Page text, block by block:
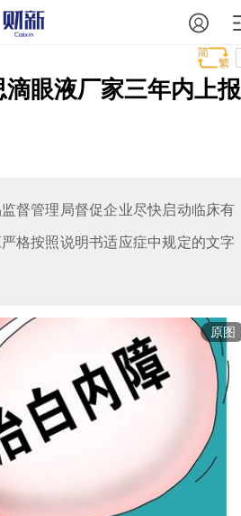
眼液厂家三年内上报
督管理局督促企业尽快启动临床有
格按照说明书适应症中规定的文字
原图